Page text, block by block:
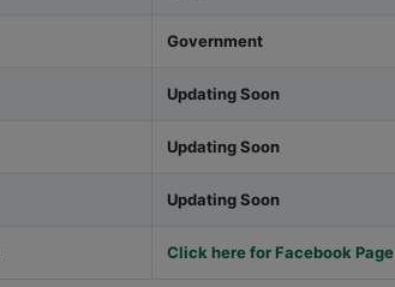
Government
Updating Soon
Updating Soon
Updating Soon
Click here for Facebook Page